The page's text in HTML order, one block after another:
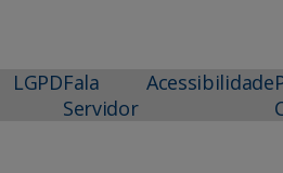
LGPDFala
Servidor
Acessibilidade